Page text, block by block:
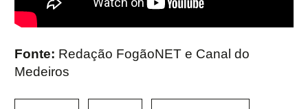
Fonte: Redação FogãoNET e Canal do
Medeiros